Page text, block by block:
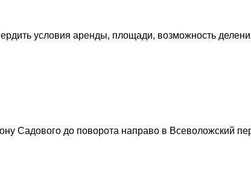
условия аренды, площади, возможность
Садового до поворота направо в Всеволожский